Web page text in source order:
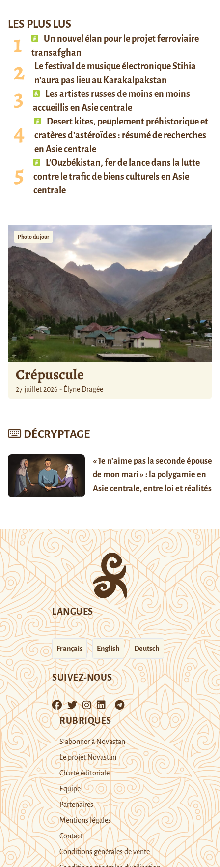
LES PLUS LUS
Un nouvel élan pour le projet ferroviaire
transafghan
Le festival de musique électronique Stihia
n’aura pas lieu au Karakalpakstan
Les artistes russes de moins en moins
accueillis en Asie centrale
Desert kites, peuplement préhistorique et
cratères d’astéroïdes : résumé de recherches
en Asie centrale
L’Ouzbékistan, fer de lance dans la lutte
contre le trafic de biens culturels en Asie
centrale
Photo du jour
Crépuscule
27 juillet 2026 - Élyne Dragée
DÉCRYPTAGE
« Je n’aime pas la seconde épouse
de mon mari » : la polygamie en
Asie centrale, entre loi et réalités
LANGUES
Français English Deutsch
SUIVEZ-NOUS
RUBRIQUES
S’abonner à Novastan
Le projet Novastan
Charte éditoriale
Equipe
Partenaires
Mentions légales
Contact
Conditions générales de vente